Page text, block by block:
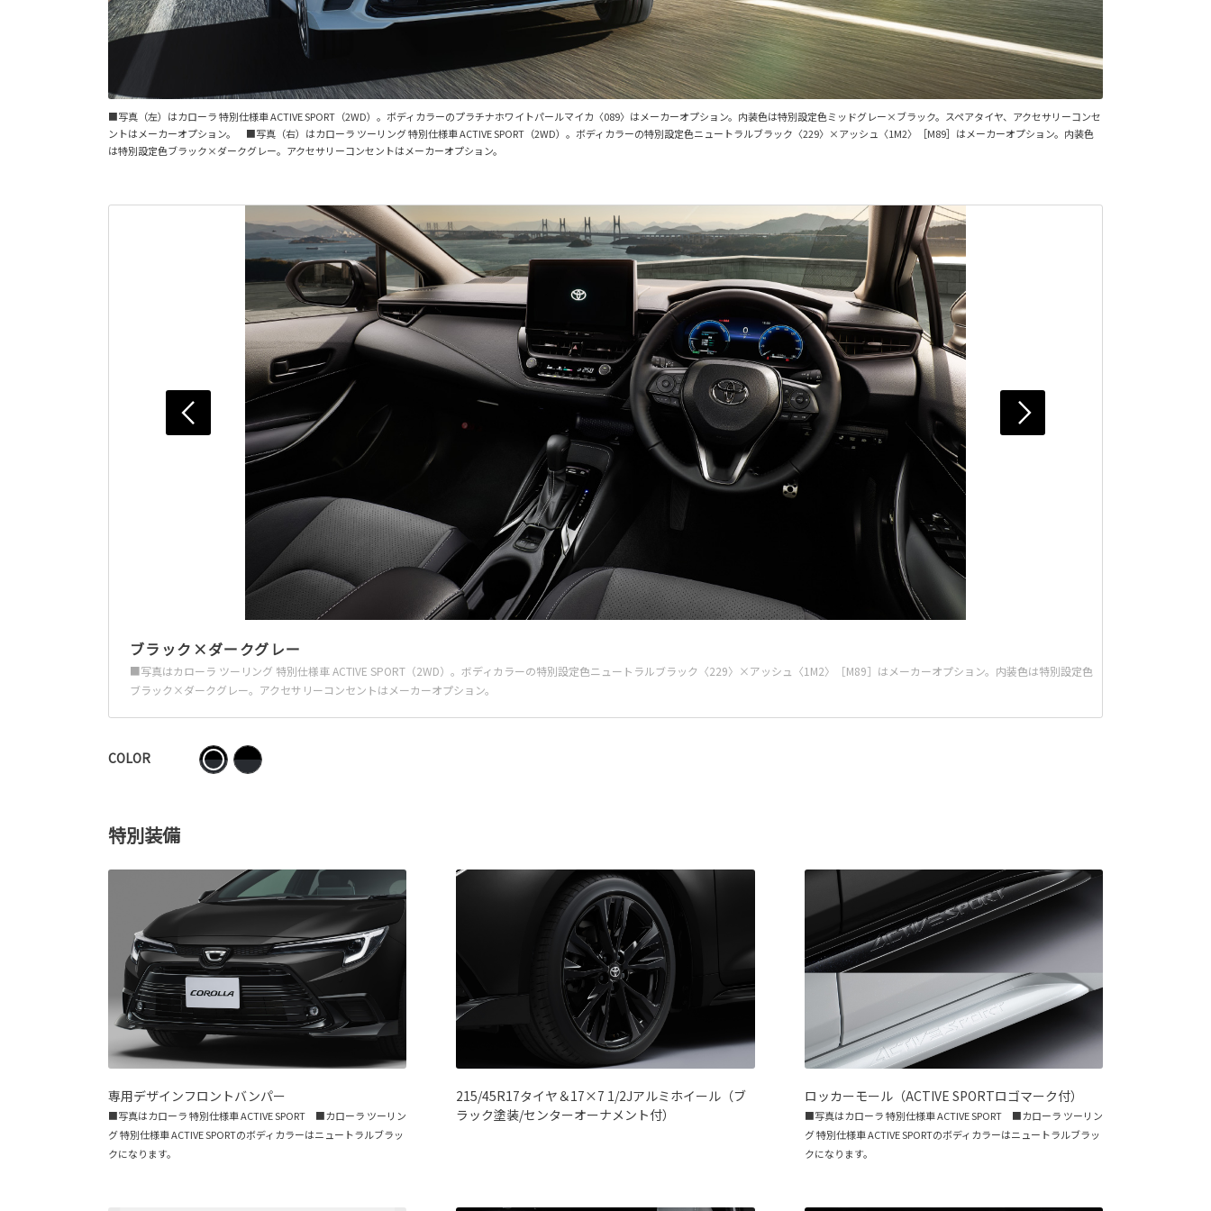
■写真（左）はカローラ 特別仕様車 ACTIVE SPORT（2WD）。ボディカラーのプラチナホワイトパールマイカ〈089〉はメーカーオプション。内装色は特別設定色ミッドグレー×ブラック。スペアタイヤ、アクセサリーコンセ
ントはメーカーオプション。 ■写真（右）はカローラ ツーリング 特別仕様車 ACTIVE SPORT（2WD）。ボディカラーの特別設定色ニュートラルブラック〈229〉×アッシュ〈1M2〉［M89］はメーカーオプション。内装色
は特別設定色ブラック×ダークグレー。アクセサリーコンセントはメーカーオプション。
ブラック×ダークグレー
■写真はカローラ ツーリング 特別仕様車 ACTIVE SPORT（2WD）。ボディカラーの特別設定色ニュートラルブラック〈229〉×アッシュ〈1M2〉［M89］はメーカーオプション。内装色は特別設定色
ブラック×ダークグレー。アクセサリーコンセントはメーカーオプション。
COLOR
特別装備
専用デザインフロントバンパー
■写真はカローラ 特別仕様車 ACTIVE SPORT ■カローラ ツーリン
グ 特別仕様車 ACTIVE SPORTのボディカラーはニュートラルブラッ
クになります。
215/45R17タイヤ＆17×7 1/2Jアルミホイール（ブ
ラック塗装/センターオーナメント付）
ロッカーモール（ACTIVE SPORTロゴマーク付）
■写真はカローラ 特別仕様車 ACTIVE SPORT ■カローラ ツーリン
グ 特別仕様車 ACTIVE SPORTのボディカラーはニュートラルブラッ
クになります。